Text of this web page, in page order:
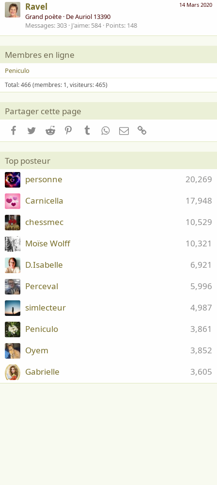
14 Mars 2020
Ravel
Grand poète · DeAuriol 13390
Messages 303 J'aime 584 Points 148
Membres en ligne
Peniculo
Total: 466 (membres: 1, visiteurs: 465)
Partager cette page
Facebook
TwitterReddit PinterestTumblrWhatsApp
Email
Top posteur
20,269
personne
17,948
Carnicella
10,529
chessmec
10,321
Moïse Wolff
6,921
D.Isabelle
5,996
Perceval
4,987
simlecteur
3,861
Peniculo
3,852
Oyem
3,605
Gabrielle